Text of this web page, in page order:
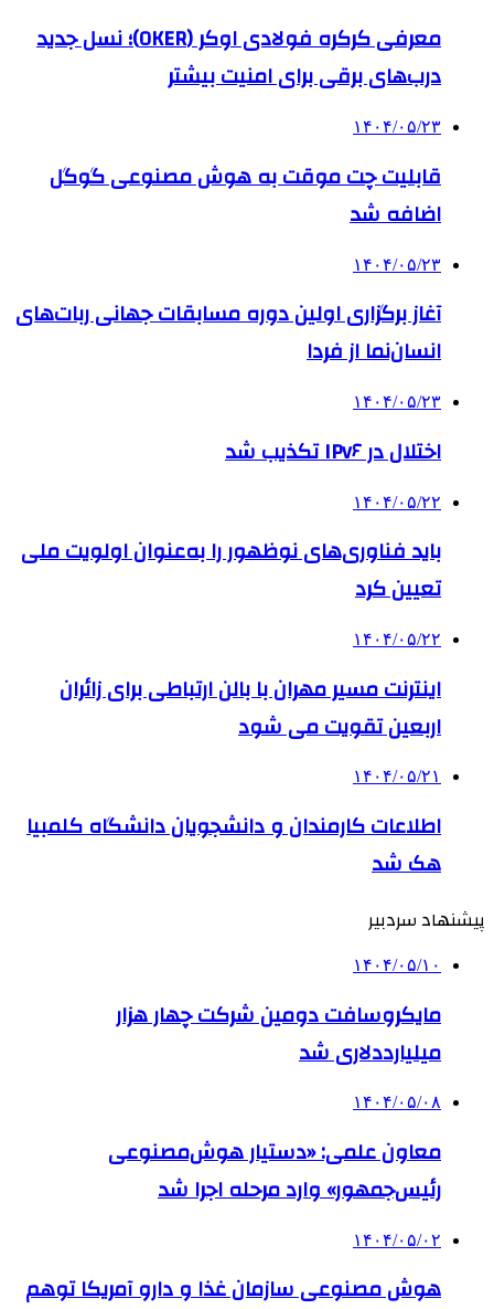
معرفی کرکره فولادی اوکر (OKER)؛ نسل جدید
درب‌های برقی برای امنیت بیشتر
۱۴۰۴/۰۵/۲۳
قابلیت چت موقت به هوش مصنوعی گوگل
اضافه شد
۱۴۰۴/۰۵/۲۳
آغاز برگزاری اولین دوره مسابقات جهانی ربات‌های
انسان‌نما از فردا
۱۴۰۴/۰۵/۲۳
اختلال در IPv۶ تکذیب شد
۱۴۰۴/۰۵/۲۲
باید فناوری‌های نوظهور را به‌عنوان اولویت ملی
تعیین کرد
۱۴۰۴/۰۵/۲۲
اینترنت مسیر مهران با بالن ارتباطی برای زائران
اربعین تقویت می شود
۱۴۰۴/۰۵/۲۱
اطلاعات کارمندان و دانشجویان دانشگاه کلمبیا
هک شد
پیشنهاد سردبیر
۱۴۰۴/۰۵/۱۰
مایکروسافت دومین شرکت چهار هزار
میلیارددلاری شد
۱۴۰۴/۰۵/۰۸
معاون علمی: «دستیار هوش‌مصنوعی
رئیس‌جمهور» وارد مرحله اجرا شد
۱۴۰۴/۰۵/۰۲
هوش مصنوعی سازمان غذا و دارو آمریکا توهم